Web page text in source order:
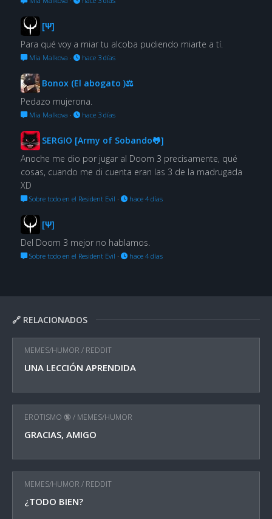
🔗 RELACIONADOS
MEMES/HUMOR / REDDIT
UNA LECCIÓN APRENDIDA
EROTISMO 🔞/ MEMES/HUMOR
GRACIAS, AMIGO
MEMES/HUMOR / REDDIT
¿TODO BIEN?
[Ψ]
Para qué voy a miar tu alcoba pudiendo miarte a tí.
Mia Malkova · hace 3 días
Bonox (El abogato )⚖
Pedazo mujerona.
Mia Malkova · hace 3 días
SERGIO [Army of Sobando🐸]
Anoche me dio por jugar al Doom 3 precisamente, qué
cosas, cuando me di cuenta eran las 3 de la madrugada
XD
Sobre todo en el Resident Evil · hace 4 días
[Ψ]
Del Doom 3 mejor no hablamos.
Sobre todo en el Resident Evil · hace 4 días